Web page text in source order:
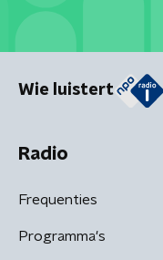
Wie luistert
Radio
Frequenties
Programma's